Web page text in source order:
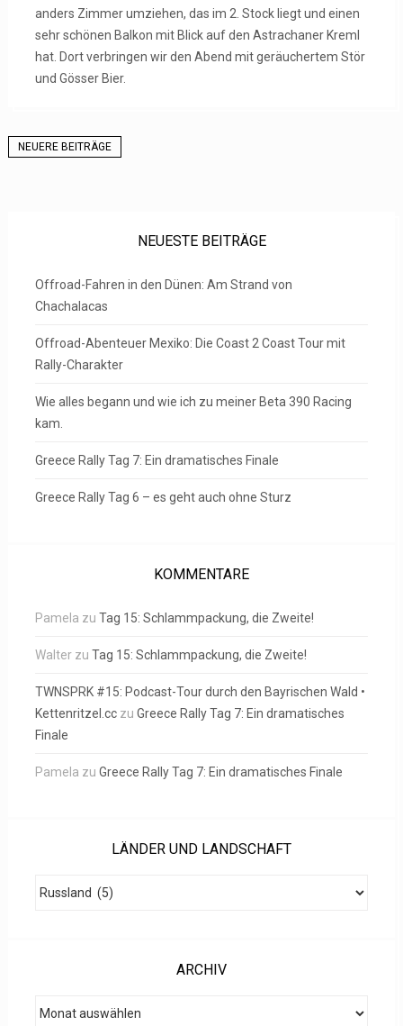
anders Zimmer umziehen, das im 2. Stock liegt und einen
sehr schönen Balkon mit Blick auf den Astrachaner Kreml
hat. Dort verbringen wir den Abend mit geräuchertem Stör
und Gösser Bier.
NEUERE BEITRÄGE
NEUESTE BEITRÄGE
Offroad-Fahren in den Dünen: Am Strand von
Chachalacas
Offroad-Abenteuer Mexiko: Die Coast 2 Coast Tour mit
Rally-Charakter
Wie alles begann und wie ich zu meiner Beta 390 Racing
kam.
Greece Rally Tag 7: Ein dramatisches Finale
Greece Rally Tag 6 – es geht auch ohne Sturz
KOMMENTARE
Pamela zuTag 15: Schlammpackung, die Zweite!
Walter zuTag 15: Schlammpackung, die Zweite!
TWNSPRK #15: Podcast-Tour durch den Bayrischen Wald •
Kettenritzel.cc zuGreece Rally Tag 7: Ein dramatisches
Finale
Pamela zuGreece Rally Tag 7: Ein dramatisches Finale
LÄNDER UND LANDSCHAFT
Länder
ARCHIV
Archiv